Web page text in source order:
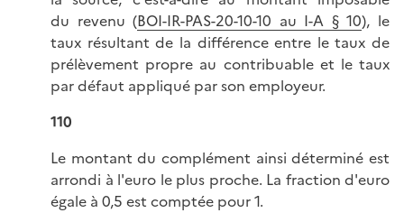
du revenu (BOI-IR-PAS-20-10-10 au I-A § 10), le
taux résultant de la différence entre le taux de
prélèvement propre au contribuable et le taux
par défaut appliqué par son employeur.
110
Le montant du complément ainsi déterminé est
arrondi à l'euro le plus proche. La fraction d'euro
égale à 0,5 est comptée pour 1.